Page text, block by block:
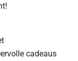
cadeaus